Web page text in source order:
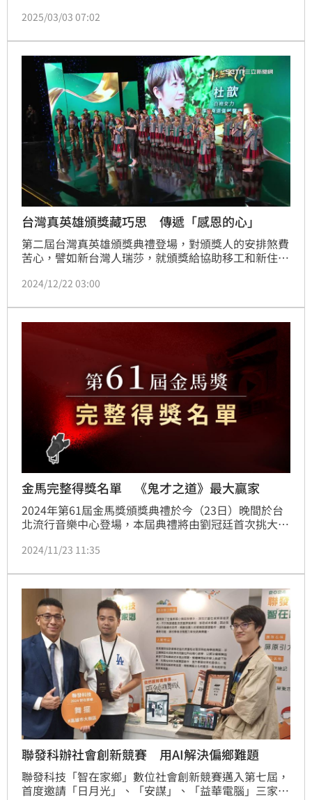
蓋了胯下和乳溝，引發高度關注。外界與她前任「肯
（Bianca Censori），在 2025 年葛萊美頒獎典禮上所
穿的透明禮服進行了比較。
2025/03/03 07:02
台灣真英雄頒獎藏巧思 傳遞「感恩的心」
第二屆台灣真英雄頒獎典禮登場，對頒獎人的安排煞費
苦心，譬如新台灣人瑞莎，就頒獎給協助移工和新住民
吳奇軒，就從國民阿嬤陳淑芳手中拿到獎項。希望透過
恩的連結。
2024/12/22 03:00
金馬完整得獎名單 《鬼才之道》最大贏家
2024年第61屆金馬獎頒獎典禮於今（23日）晚間於台
北流行音樂中心登場，本屆典禮將由劉冠廷首次挑大樑
部動畫片、68部紀錄片，短片有403部劇情短片、90部
道》拿下5獎成為最大贏家，新科影帝則是中國演員張
志勇、新科影后是香港演員鍾雪瑩，最佳長片則是給到
中國片《一部未完成的電影》。
2024/11/23 11:35
聯發科辦社會創新競賽 用AI解決偏鄉難題
聯發科技「智在家鄉」數位社會創新競賽邁入第七屆，
首度邀請「日月光」、「安謀」、「益華電腦」三家供